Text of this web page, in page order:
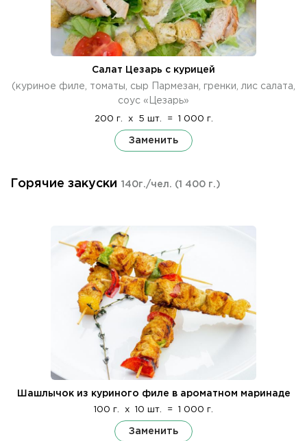
Салат Цезарь с курицей
(куриное филе, томаты, сыр Пармезан, гренки, лис салата,
соус «Цезарь»
200 г. x 5 шт. = 1 000 г.
Заменить
Горячие закуски 140г./чел. (1 400 г.)
Шашлычок из куриного филе в ароматном маринаде
100 г. x 10 шт. = 1 000 г.
Заменить